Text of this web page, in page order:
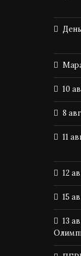
10
8
11
12
15
13